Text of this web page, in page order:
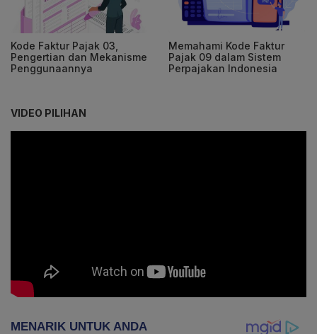
Kode Faktur Pajak 03,
Pengertian dan Mekanisme
Penggunaannya
Memahami Kode Faktur
Pajak 09 dalam Sistem
Perpajakan Indonesia
VIDEO PILIHAN